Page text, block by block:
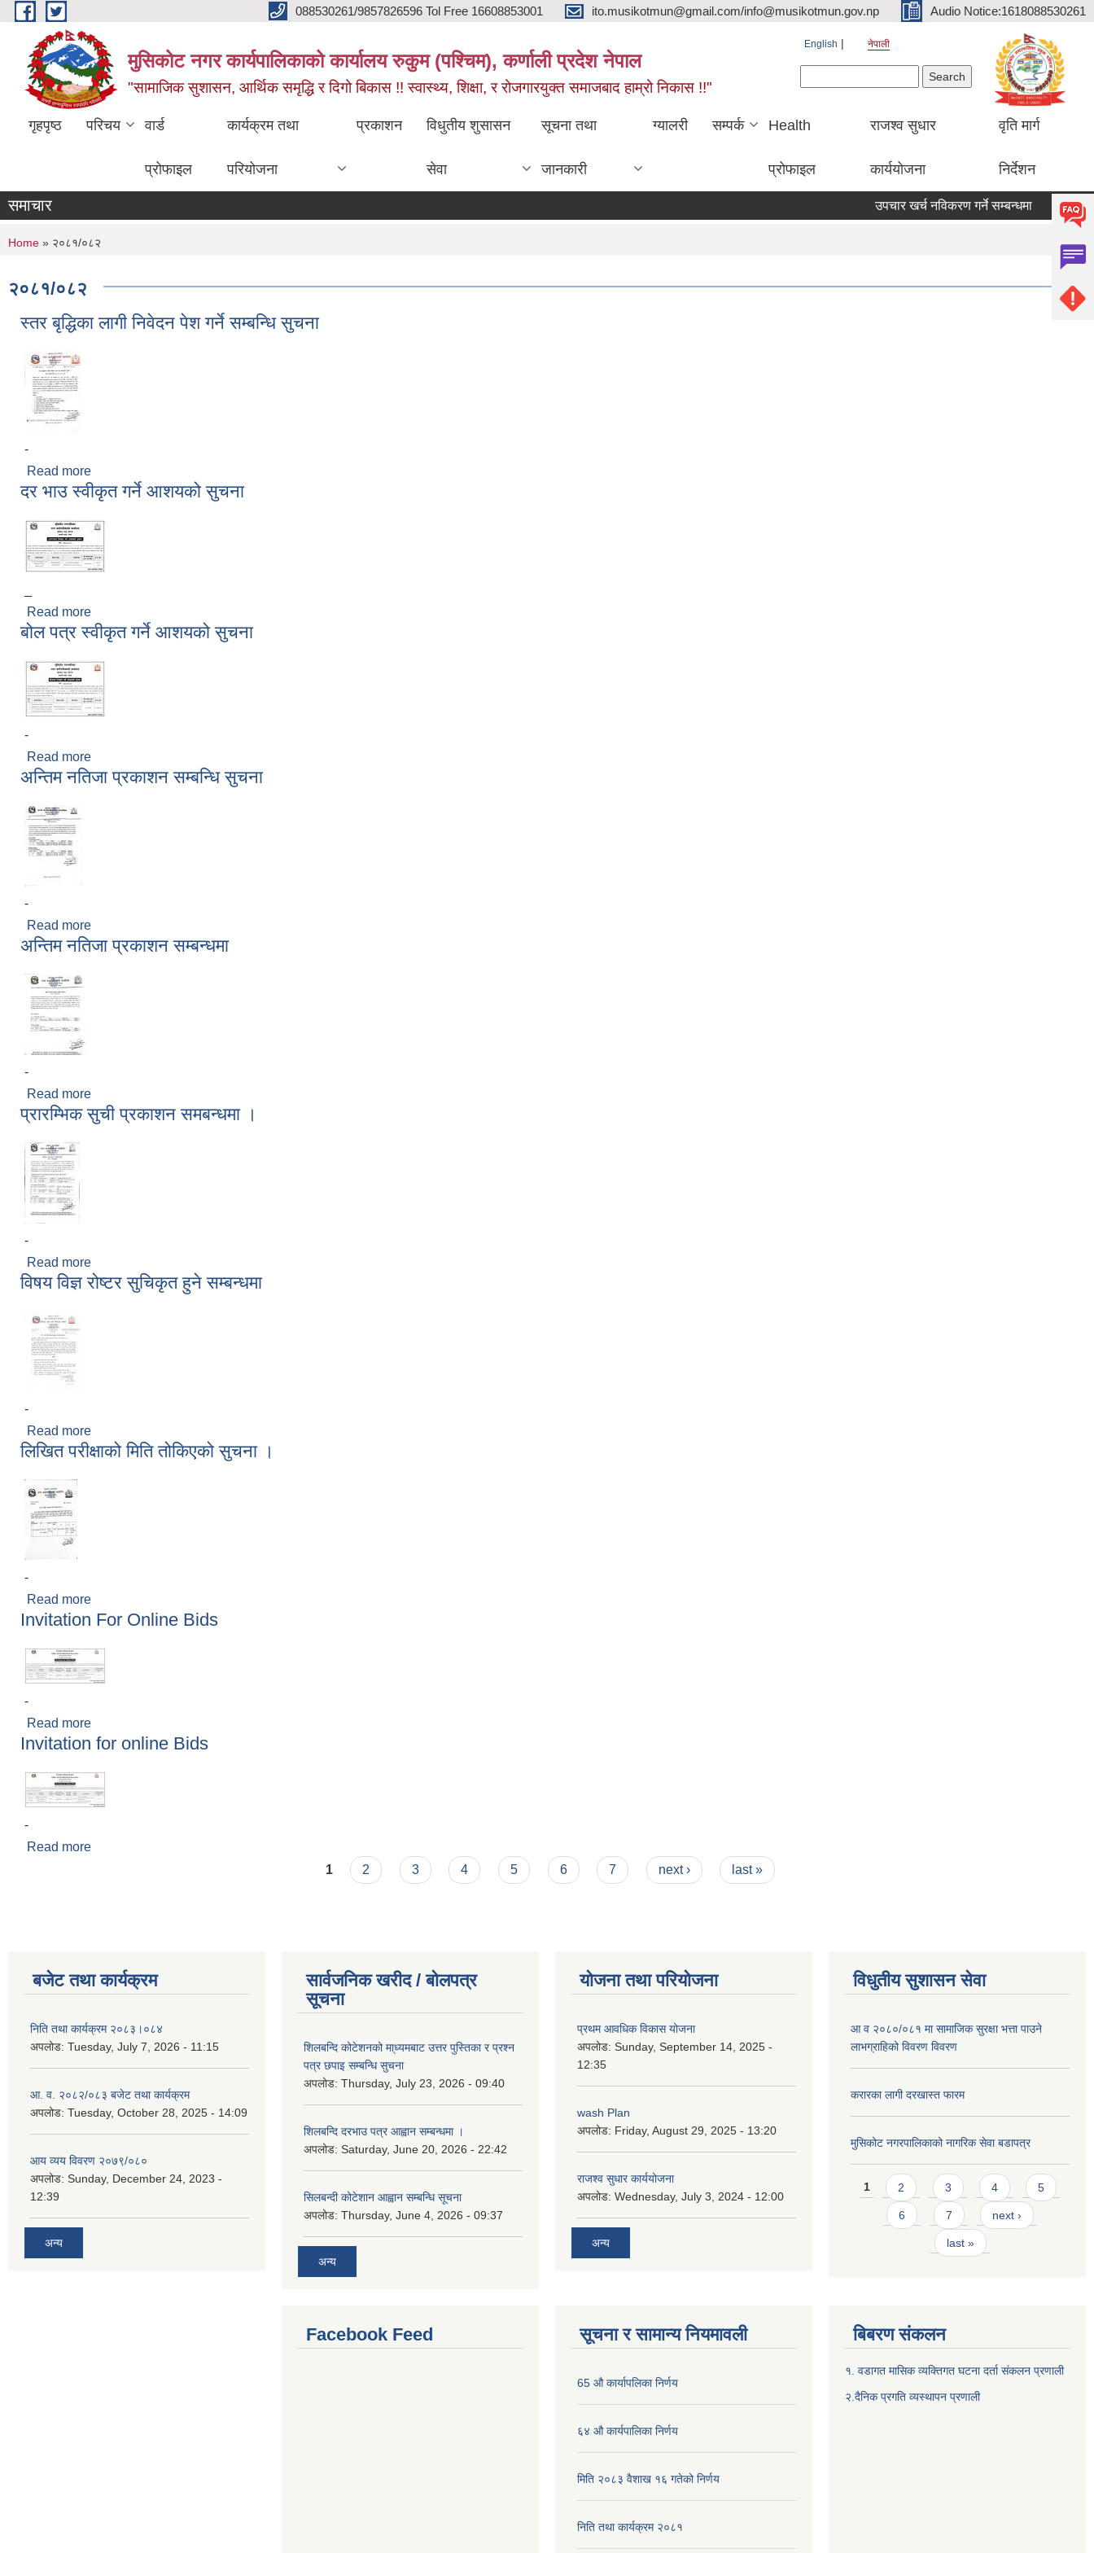
Skip to main content 088530261/9857826596 Tol Free 16608853001 ito.musikotmun@gmail.com/info@musikotmun.gov.np Audio Notice:1618088530261
मुसिकोट नगर कार्यपालिकाको कार्यालय रुकुम (पश्चिम), कर्णाली प्रदेश नेपाल
"सामाजिक सुशासन, आर्थिक समृद्धि र दिगो बिकास !! स्वास्थ्य, शिक्षा, र रोजगारयुक्त समाजबाद हाम्रो निकास !!"
English नेपाली
गृहपृष्ठ परिचय वार्ड
प्रोफाइल
कार्यक्रम तथा
परियोजना
प्रकाशन विधुतीय शुसासन
सेवा
सूचना तथा
जानकारी
ग्यालरी सम्पर्क Health
प्रोफाइल
राजश्व सुधार
कार्ययोजना
वृति मार्ग
निर्देशन
समाचार उपचार खर्च नविकरण गर्ने सम्बन्धमा
You are here
Home » २०८१/०८२
२०८१/०८२
स्तर बृद्धिका लागी निवेदन पेश गर्ने सम्बन्धि सुचना
-
Read more
दर भाउ स्वीकृत गर्ने आशयको सुचना
Read more
बोल पत्र स्वीकृत गर्ने आशयको सुचना
-
Read more
अन्तिम नतिजा प्रकाशन सम्बन्धि सुचना
-
Read more
अन्तिम नतिजा प्रकाशन सम्बन्धमा
-
Read more
प्रारम्भिक सुची प्रकाशन समबन्धमा ।
-
Read more
विषय विज्ञ रोष्टर सुचिकृत हुने सम्बन्धमा
-
Read more
लिखित परीक्षाको मिति तोकिएको सुचना ।
-
Read more
Invitation For Online Bids
-
Read more
Invitation for online Bids
-
Read more
1 2 3 4 5 6 7 next › last »
बजेट तथा कार्यक्रम
निति तथा कार्यक्रम २०८३।०८४
अपलोड: Tuesday, July 7, 2026 - 11:15
आ. व. २०८२/०८३ बजेट तथा कार्यक्रम
अपलोड: Tuesday, October 28, 2025 - 14:09
आय व्यय विवरण २०७९/०८०
अपलोड: Sunday, December 24, 2023 -
12:39
अन्य
सार्वजनिक खरीद / बोलपत्र
सूचना
शिलबन्दि कोटेशनको मा्ध्यमबाट उत्तर पुस्तिका र प्रश्न
पत्र छपाइ सम्बन्धि सुचना
अपलोड: Thursday, July 23, 2026 - 09:40
शिलबन्दि दरभाउ पत्र आह्वान सम्बन्धमा ।
अपलोड: Saturday, June 20, 2026 - 22:42
सिलबन्दी कोटेशान आह्वान सम्बन्धि सूचना
अपलोड: Thursday, June 4, 2026 - 09:37
अन्य
योजना तथा परियोजना
प्रथम आवधिक विकास योजना
अपलोड: Sunday, September 14, 2025 -
12:35
wash Plan
अपलोड: Friday, August 29, 2025 - 13:20
राजश्व सुधार कार्ययोजना
अपलोड: Wednesday, July 3, 2024 - 12:00
अन्य
विधुतीय सुशासन सेवा
आ व २०८०/०८१ मा सामाजिक सुरक्षा भत्ता पाउने
लाभग्राहिको विवरण विवरण
करारका लागी दरखास्त फारम
मुसिकोट नगरपालिकाको नागरिक सेवा बडापत्र
Pages
1 2 3 4 5
6 7 next ›
last »
Facebook Feed सूचना र सामान्य नियमावली
65 औ कार्यापलिका निर्णय
६४ औ कार्यपालिका निर्णय
मिति २०८३ वैशाख १६ गतेको निर्णय
निति तथा कार्यक्रम २०८१
बिबरण संकलन
१. वडागत मासिक व्यक्तिगत घटना दर्ता संकलन प्रणाली
२.दैनिक प्रगति व्यस्थापन प्रणाली